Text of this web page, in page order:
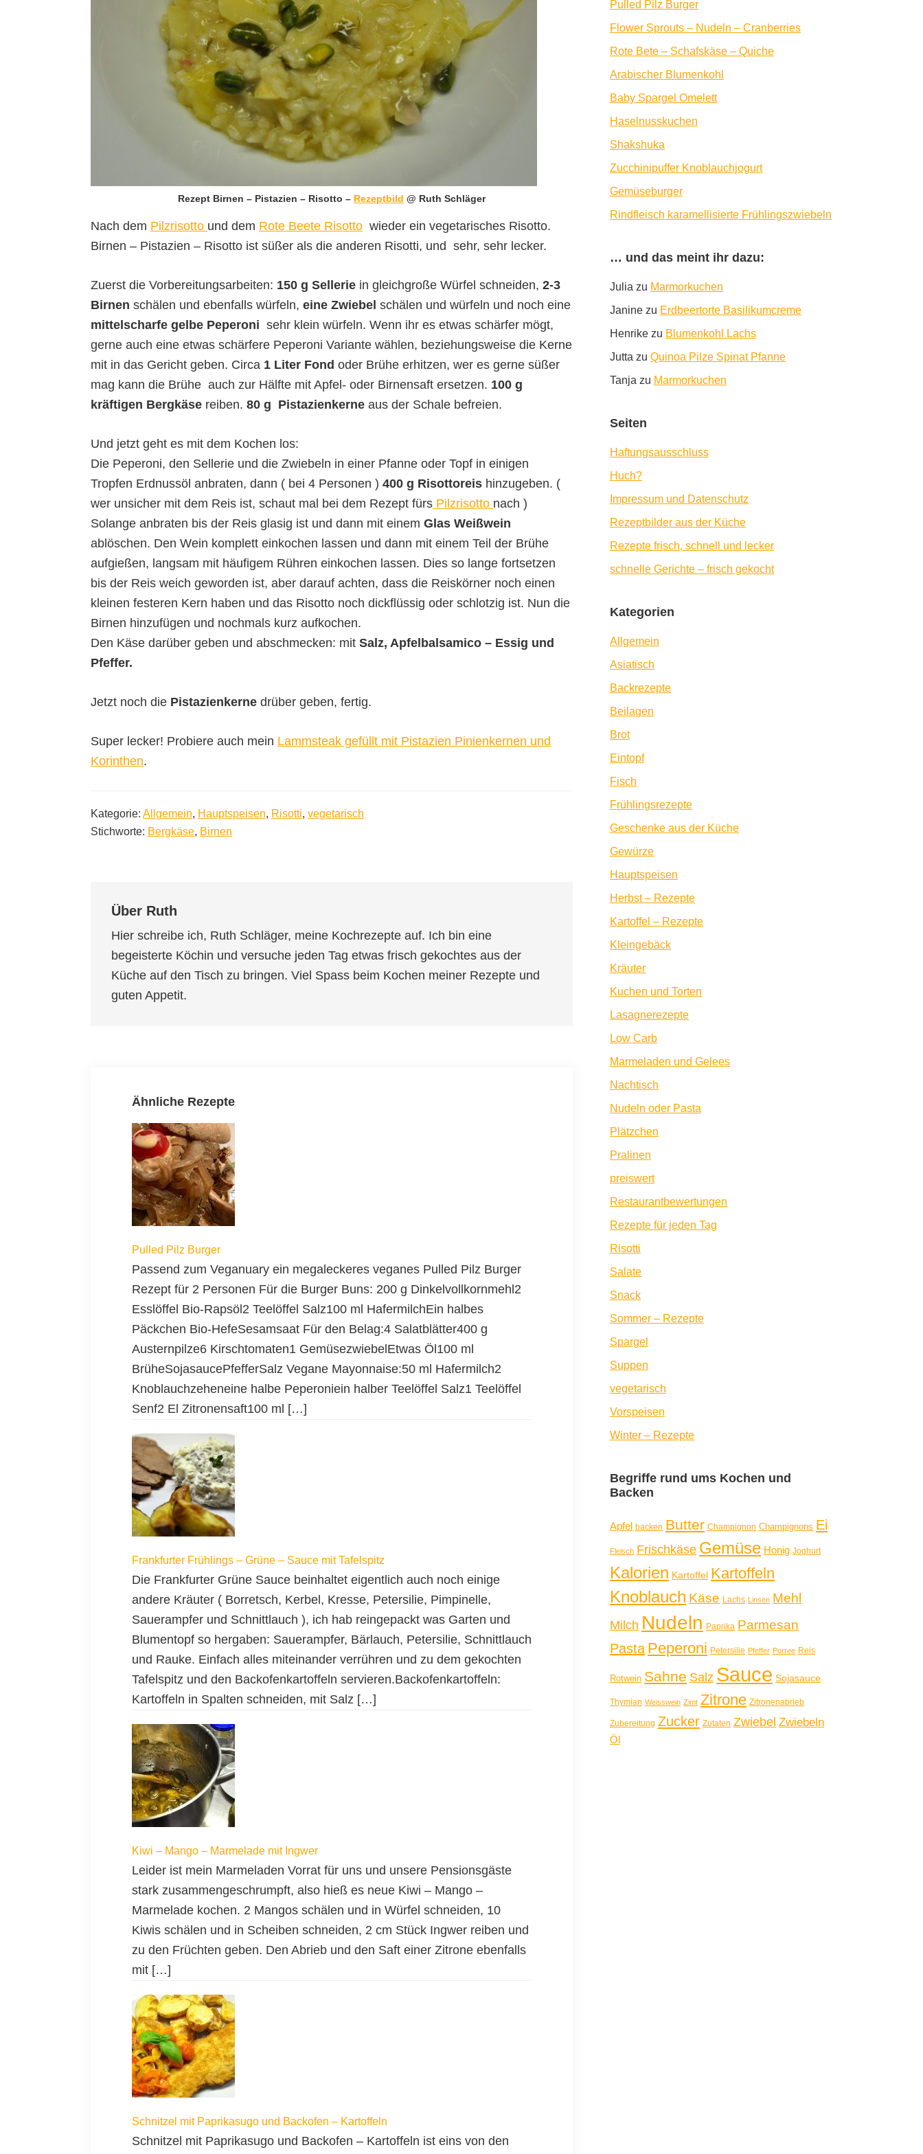
Rezept Birnen – Pistazien – Risotto – Rezeptbild @ Ruth Schläger
Nach dem Pilzrisotto und dem Rote Beete Risotto wieder ein vegetarisches Risotto.
Birnen – Pistazien – Risotto ist süßer als die anderen Risotti, und sehr, sehr lecker.
Zuerst die Vorbereitungsarbeiten: 150 g Sellerie in gleichgroße Würfel schneiden, 2-3
Birnen schälen und ebenfalls würfeln, eine Zwiebel schälen und würfeln und noch eine
mittelscharfe gelbe Peperoni sehr klein würfeln. Wenn ihr es etwas schärfer mögt,
gerne auch eine etwas schärfere Peperoni Variante wählen, beziehungsweise die Kerne
mit in das Gericht geben. Circa 1 Liter Fond oder Brühe erhitzen, wer es gerne süßer
mag kann die Brühe auch zur Hälfte mit Apfel- oder Birnensaft ersetzen. 100 g
kräftigen Bergkäse reiben. 80 g Pistazienkerne aus der Schale befreien.
Und jetzt geht es mit dem Kochen los:
Die Peperoni, den Sellerie und die Zwiebeln in einer Pfanne oder Topf in einigen
Tropfen Erdnussöl anbraten, dann ( bei 4 Personen ) 400 g Risottoreis hinzugeben. (
wer unsicher mit dem Reis ist, schaut mal bei dem Rezept fürs Pilzrisotto nach )
Solange anbraten bis der Reis glasig ist und dann mit einem Glas Weißwein
ablöschen. Den Wein komplett einkochen lassen und dann mit einem Teil der Brühe
aufgießen, langsam mit häufigem Rühren einkochen lassen. Dies so lange fortsetzen
bis der Reis weich geworden ist, aber darauf achten, dass die Reiskörner noch einen
kleinen festeren Kern haben und das Risotto noch dickflüssig oder schlotzig ist. Nun die
Birnen hinzufügen und nochmals kurz aufkochen.
Den Käse darüber geben und abschmecken: mit Salz, Apfelbalsamico – Essig und
Pfeffer.
Jetzt noch die Pistazienkerne drüber geben, fertig.
Super lecker! Probiere auch mein Lammsteak gefüllt mit Pistazien Pinienkernen und
Korinthen.
Kategorie: Allgemein, Hauptspeisen, Risotti, vegetarisch
Stichworte: Bergkäse, Birnen
Über Ruth
Hier schreibe ich, Ruth Schläger, meine Kochrezepte auf. Ich bin eine
begeisterte Köchin und versuche jeden Tag etwas frisch gekochtes aus der
Küche auf den Tisch zu bringen. Viel Spass beim Kochen meiner Rezepte und
guten Appetit.
Ähnliche Rezepte
Pulled Pilz Burger
Passend zum Veganuary ein megaleckeres veganes Pulled Pilz Burger
Rezept für 2 Personen Für die Burger Buns: 200 g Dinkelvollkornmehl2
Esslöffel Bio-Rapsöl2 Teelöffel Salz100 ml HafermilchEin halbes
Päckchen Bio-HefeSesamsaat Für den Belag:4 Salatblätter400 g
Austernpilze6 Kirschtomaten1 GemüsezwiebelEtwas Öl100 ml
BrüheSojasaucePfefferSalz Vegane Mayonnaise:50 ml Hafermilch2
Knoblauchzeheneine halbe Peperoniein halber Teelöffel Salz1 Teelöffel
Senf2 El Zitronensaft100 ml […]
Frankfurter Frühlings – Grüne – Sauce mit Tafelspitz
Die Frankfurter Grüne Sauce beinhaltet eigentlich auch noch einige
andere Kräuter ( Borretsch, Kerbel, Kresse, Petersilie, Pimpinelle,
Sauerampfer und Schnittlauch ), ich hab reingepackt was Garten und
Blumentopf so hergaben: Sauerampfer, Bärlauch, Petersilie, Schnittlauch
und Rauke. Einfach alles miteinander verrühren und zu dem gekochten
Tafelspitz und den Backofenkartoffeln servieren.Backofenkartoffeln:
Kartoffeln in Spalten schneiden, mit Salz […]
Kiwi – Mango – Marmelade mit Ingwer
Leider ist mein Marmeladen Vorrat für uns und unsere Pensionsgäste
stark zusammengeschrumpft, also hieß es neue Kiwi – Mango –
Marmelade kochen. 2 Mangos schälen und in Würfel schneiden, 10
Kiwis schälen und in Scheiben schneiden, 2 cm Stück Ingwer reiben und
zu den Früchten geben. Den Abrieb und den Saft einer Zitrone ebenfalls
mit […]
Schnitzel mit Paprikasugo und Backofen – Kartoffeln
Schnitzel mit Paprikasugo und Backofen – Kartoffeln ist eins von den
Pulled Pilz Burger
Flower Sprouts – Nudeln – Cranberries
Rote Bete – Schafskäse – Quiche
Arabischer Blumenkohl
Baby Spargel Omelett
Haselnusskuchen
Shakshuka
Zucchinipuffer Knoblauchjogurt
Gemüseburger
Rindfleisch karamellisierte Frühlingszwiebeln
… und das meint ihr dazu:
Julia zu Marmorkuchen
Janine zu Erdbeertorte Basilikumcreme
Henrike zu Blumenkohl Lachs
Jutta zu Quinoa Pilze Spinat Pfanne
Tanja zu Marmorkuchen
Seiten
Haftungsausschluss
Huch?
Impressum und Datenschutz
Rezeptbilder aus der Küche
Rezepte frisch, schnell und lecker
schnelle Gerichte – frisch gekocht
Kategorien
Allgemein
Asiatisch
Backrezepte
Beilagen
Brot
Eintopf
Fisch
Frühlingsrezepte
Geschenke aus der Küche
Gewürze
Hauptspeisen
Herbst – Rezepte
Kartoffel – Rezepte
Kleingebäck
Kräuter
Kuchen und Torten
Lasagnerezepte
Low Carb
Marmeladen und Gelees
Nachtisch
Nudeln oder Pasta
Plätzchen
Pralinen
preiswert
Restaurantbewertungen
Rezepte für jeden Tag
Risotti
Salate
Snack
Sommer – Rezepte
Spargel
Suppen
vegetarisch
Vorspeisen
Winter – Rezepte
Begriffe rund ums Kochen und
Backen
Apfel backen Butter Champignon Champignons Ei
Fleisch Frischkäse Gemüse Honig Joghurt
Kalorien Kartoffel Kartoffeln
Knoblauch Käse Lachs Linsen Mehl
Milch Nudeln Paprika Parmesan
Pasta Peperoni Petersilie Pfeffer Porree Reis
Rotwein Sahne Salz Sauce Sojasauce
Thymian Weisswein Zimt Zitrone Zitronenabrieb
Zubereitung Zucker Zutaten Zwiebel Zwiebeln
Öl